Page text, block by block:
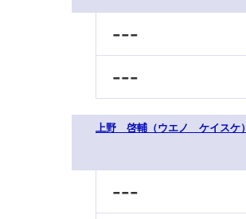
---
---
上野 啓輔（ウエノ ケイスケ）
---